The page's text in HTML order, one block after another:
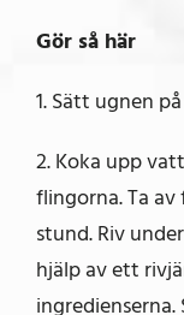
Gör så här
1. Sätt ugnen på
2. Koka upp
flingorna. Ta
stund. Riv
hjälp av ett